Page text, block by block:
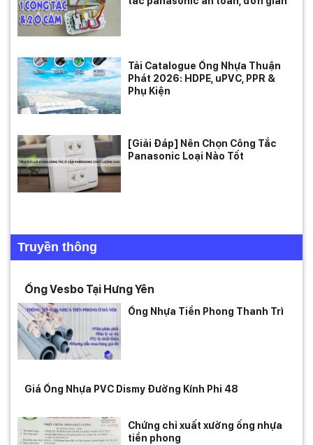
Tải Catalogue Ống Nhựa Thuận
Phát 2026: HDPE, uPVC, PPR &
Phụ Kiện
[Giải Đáp] Nên Chọn Công Tắc
Panasonic Loại Nào Tốt
Truyền thông
Ống Vesbo Tại Hưng Yên
Ống Nhựa Tiền Phong Thanh Trì
Giá Ống Nhựa PVC Dismy Đường Kính Phi 48
Chứng chỉ xuất xưởng ống nhựa
tiền phong